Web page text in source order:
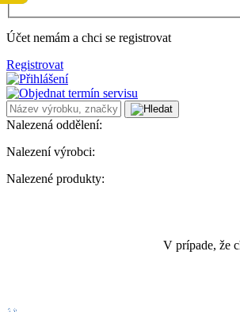
Účet nemám a chci se registrovat
Registrovat
Nalezená oddělení:
Nalezení výrobci:
Nalezené produkty:
V prípade, že